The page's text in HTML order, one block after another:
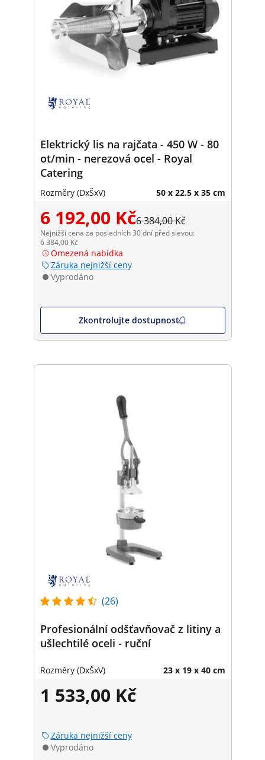
Elektrický lis na rajčata - 450 W - 80
ot/min - nerezová ocel - Royal
Catering
Rozměry (DxŠxV) 50 x 22.5 x 35 cm
6 192,00 Kč6 384,00 Kč
Nejnižší cena za posledních 30 dní před slevou:
6 384,00 Kč
Omezená nabídka
Záruka nejnižší ceny
Vyprodáno
Zkontrolujte dostupnost
(26)
Profesionální odšťavňovač z litiny a
ušlechtilé oceli - ruční
Rozměry (DxŠxV) 23 x 19 x 40 cm
1 533,00 Kč
Záruka nejnižší ceny
Vyprodáno